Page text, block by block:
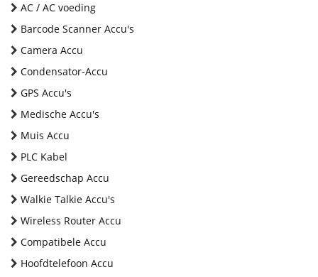
AC / AC voeding
Barcode Scanner Accu's
Camera Accu
Condensator-Accu
GPS Accu's
Medische Accu's
Muis Accu
PLC Kabel
Gereedschap Accu
Walkie Talkie Accu's
Wireless Router Accu
Compatibele Accu
Hoofdtelefoon Accu